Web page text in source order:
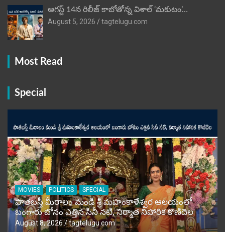
ఆగస్ట్ 14న రిలీజ్ కాబోతోన్న విశాల్ ‘మకుటం’…
August 5, 2026
tagtelugu.com
Most Read
Special
MOVIES POLITICS SPECIAL
పాతబస్తీ మీరాలం మండి శ్రీ మహంకాళేశ్వర ఆలయంలో
బంగారు బోనం ఎత్తిన సినీ నటి, నిర్మాత నిహారిక కొణిదెల
August 8, 2026 tagtelugu.com